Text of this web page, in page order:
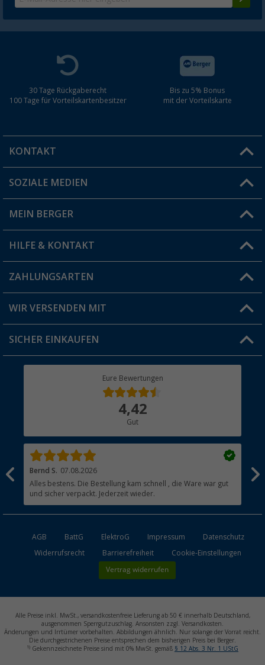
30 Tage Rückgaberecht
100 Tage für Vorteilskartenbesitzer
Bis zu 5% Bonus
mit der Vorteilskarte
KONTAKT
Du hast eine Frage?
Filiale finden
SOZIALE MEDIEN
MEIN BERGER
Vorteilskarte
Blog
Jobs & Karriere
HILFE & KONTAKT
FAQ & Kontakt
Versandinformationen
Rücksendung
ZAHLUNGSARTEN
WIR VERSENDEN MIT
SICHER EINKAUFEN
Eure Bewertungen
4,42
Gut
Bernd S. 07.08.2026
Alles bestens. Die Bestellung kam schnell , die Ware war gut
und sicher verpackt. Jederzeit wieder.
AGB BattG ElektroG Impressum
Datenschutz
Widerrufsrecht
Barrierefreiheit Cookie-Einstellungen
Vertrag widerrufen
Alle Preise inkl. MwSt., versandkostenfreie Lieferung ab 50 € innerhalb Deutschland,
ausgenommen Sperrgutzuschlag. Ansonsten zzgl. Versandkosten.
Änderungen und Irrtümer vorbehalten. Abbildungen ähnlich. Nur solange der Vorrat reicht.
Die durchgestrichenen Preise entsprechen dem bisherigen Preis bei Berger.
1) Gekennzeichnete Preise sind mit 0% MwSt. gemäß § 12 Abs. 3 Nr. 1 UStG